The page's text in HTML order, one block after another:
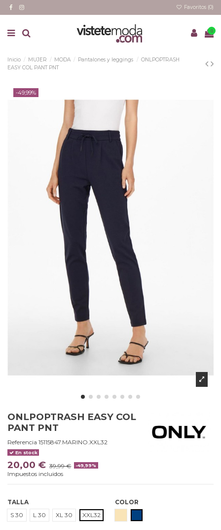
Favoritos (0)
0
Inicio MUJER MODA Pantalones y leggings
ONLPOPTRASH
EASY COL PANT PNT
-49,99%
ONLPOPTRASH EASY COL
PANT PNT
Referencia 15115847.MARINO.XXL32
En stock
20,00 € 39,99 € -49,99%
Impuestos incluidos
TALLA
S 30
L 30 XL 30 XXL32
COLOR